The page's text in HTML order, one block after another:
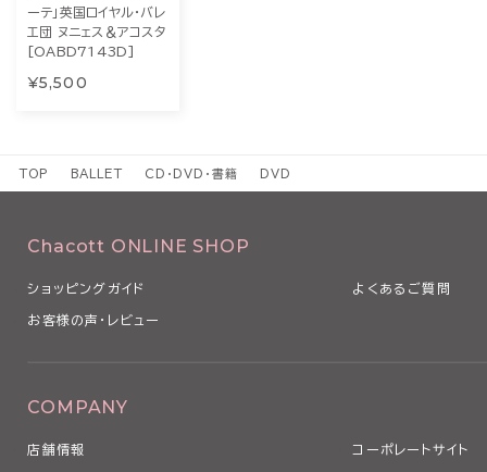
ーテ」英国ロイヤル・バレ
エ団 ヌニェス＆アコスタ
[OABD7143D]
¥5,500
TOP BALLET CD・DVD・書籍 DVD
Chacott ONLINE SHOP
ショッピングガイド よくあるご質問
お客様の声・レビュー
COMPANY
店舗情報 コーポレートサイト